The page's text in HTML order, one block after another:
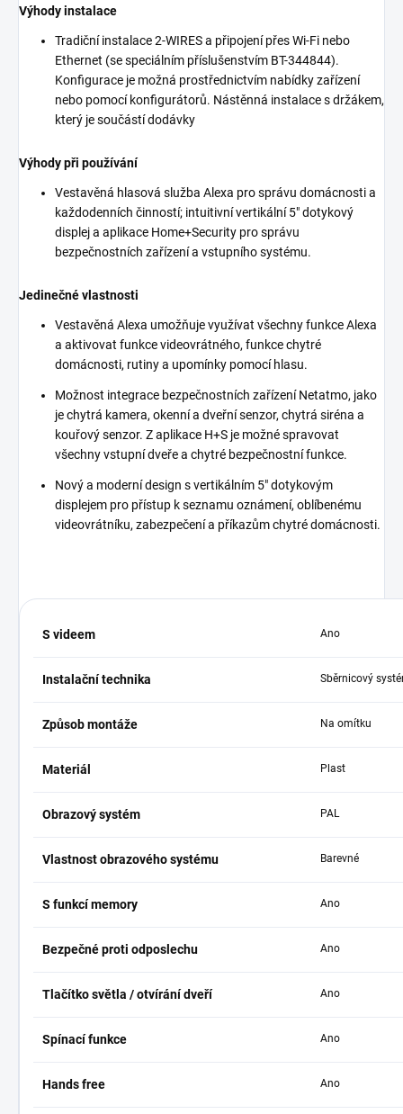
Výhody instalace
Tradiční instalace 2-WIRES a připojení přes Wi-Fi nebo
Ethernet (se speciálním příslušenstvím BT-344844).
Konfigurace je možná prostřednictvím nabídky zařízení
nebo pomocí konfigurátorů. Nástěnná instalace s držákem,
který je součástí dodávky
Výhody při používání
Vestavěná hlasová služba Alexa pro správu domácnosti a
každodenních činností; intuitivní vertikální 5" dotykový
displej a aplikace Home+Security pro správu
bezpečnostních zařízení a vstupního systému.
Jedinečné vlastnosti
Vestavěná Alexa umožňuje využívat všechny funkce Alexa
a aktivovat funkce videovrátného, funkce chytré
domácnosti, rutiny a upomínky pomocí hlasu.
Možnost integrace bezpečnostních zařízení Netatmo, jako
je chytrá kamera, okenní a dveřní senzor, chytrá siréna a
kouřový senzor. Z aplikace H+S je možné spravovat
všechny vstupní dveře a chytré bezpečnostní funkce.
Nový a moderní design s vertikálním 5" dotykovým
displejem pro přístup k seznamu oznámení, oblíbenému
videovrátníku, zabezpečení a příkazům chytré domácnosti.
S videem Ano
Instalační technika Sběrnicový
Způsob montáže Na omítku
Materiál Plast
Obrazový systém PAL
Vlastnost obrazového systému Barevné
S funkcí memory Ano
Bezpečné proti odposlechu Ano
Tlačítko světla / otvírání dveří Ano
Spínací funkce Ano
Hands free Ano